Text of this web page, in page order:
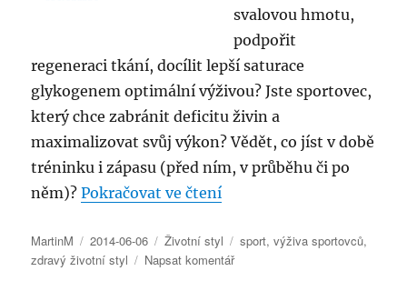
svalovou hmotu,
podpořit
regeneraci tkání, docílit lepší saturace
glykogenem optimální výživou? Jste sportovec,
který chce zabránit deficitu živin a
maximalizovat svůj výkon? Vědět, co jíst v době
tréninku i zápasu (před ním, v průběhu či po
něm)?Pokračovat ve čtení„Výživa sportovců s
Autor:
MartinM Publikováno:
2014-06-06 Rubriky:
Životní styl Štítky:
sport,výživa sportovců,
zdravý životní styl
Napsat komentářpro